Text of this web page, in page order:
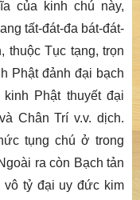
của kinh chú này,
tất-đát-đa bát-đát-
thuộc Tục tạng, trọn
Phật đảnh đại bạch
kinh Phật thuyết đại
Chân Trí v.v. dịch.
tụng chú ở trong
ra còn Bạchtản
vô tỷ đại uy đức kim